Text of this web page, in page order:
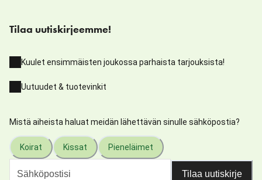
Tilaa uutiskirjeemme!
Kuulet ensimmäisten joukossa parhaista tarjouksista!
Uutuudet & tuotevinkit
Mistä aiheista haluat meidän lähettävän sinulle sähköpostia?
Koirat Kissat Pieneläimet
Tilaa uutiskirje